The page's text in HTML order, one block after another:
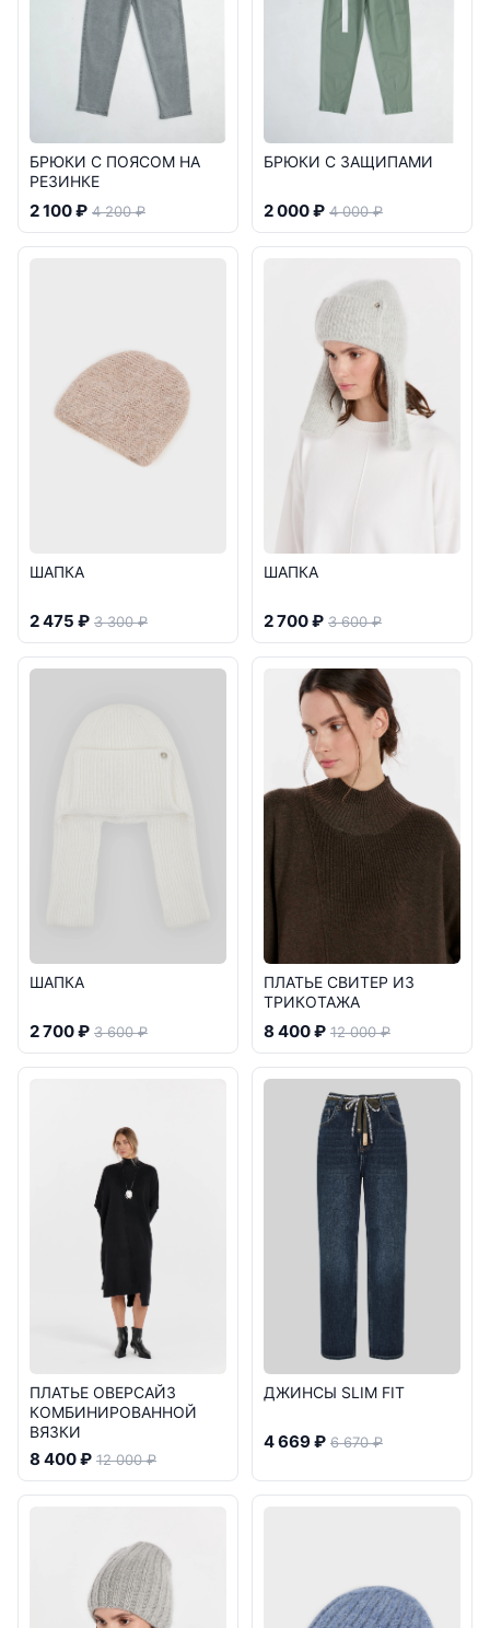
БРЮКИ С ПОЯСОМ НА
РЕЗИНКЕ
2 100 ₽ 4 200 ₽
БРЮКИ С ЗАЩИПАМИ
2 000 ₽ 4 000 ₽
ШАПКА
2 475 ₽ 3 300 ₽
ШАПКА
2 700 ₽ 3 600 ₽
ШАПКА
2 700 ₽ 3 600 ₽
ПЛАТЬЕ СВИТЕР ИЗ
ТРИКОТАЖА
8 400 ₽ 12 000 ₽
ПЛАТЬЕ ОВЕРСАЙЗ
КОМБИНИРОВАННОЙ
ВЯЗКИ
8 400 ₽ 12 000 ₽
ДЖИНСЫ SLIM FIT
4 669 ₽ 6 670 ₽